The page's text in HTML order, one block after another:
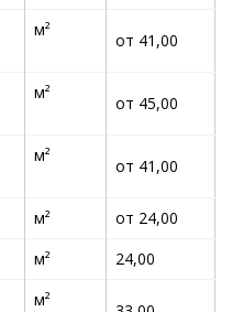
м²
от 41,00
м²
от 45,00
м²
от 41,00
м²
от 24,00
м²
24,00
м²